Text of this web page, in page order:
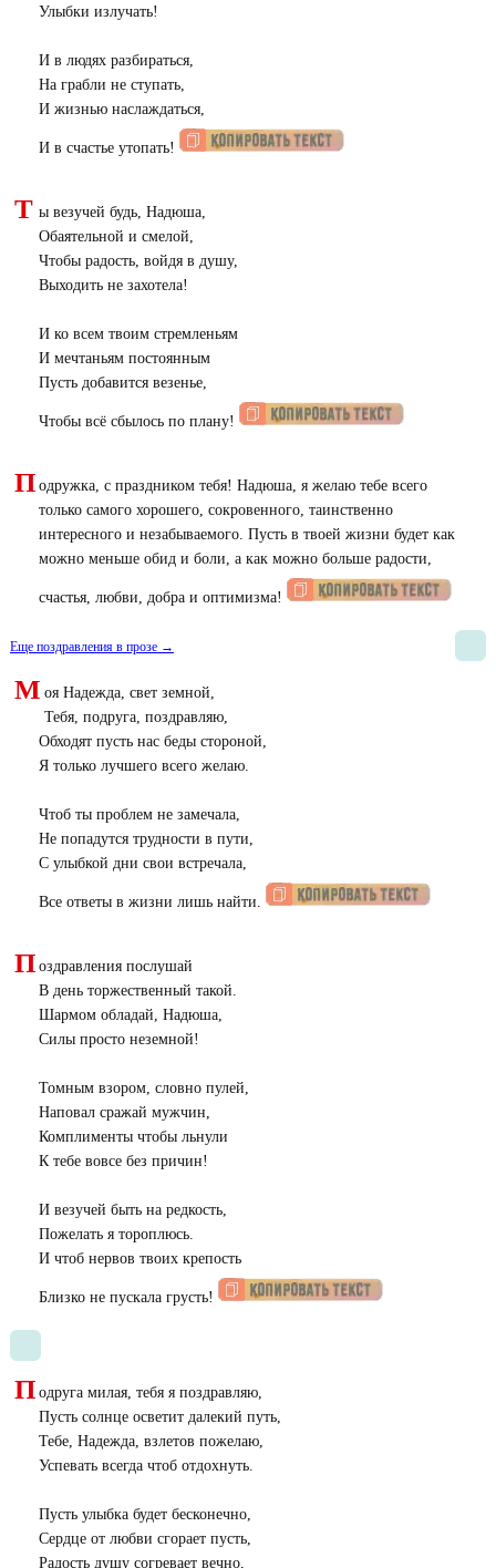
Улыбки излучать!
И в людях разбираться,
На грабли не ступать,
И жизнью наслаждаться,
И в счастье утопать!
Т ы везучей будь, Надюша,
Обаятельной и смелой,
Чтобы радость, войдя в душу,
Выходить не захотела!
И ко всем твоим стремленьям
И мечтаньям постоянным
Пусть добавится везенье,
Чтобы всё сбылось по плану!
П одружка, с праздником тебя! Надюша, я желаю тебе всего
только самого хорошего, сокровенного, таинственно
интересного и незабываемого. Пусть в твоей жизни будет как
можно меньше обид и боли, а как можно больше радости,
счастья, любви, добра и оптимизма!
Еще поздравления в прозе →
М оя Надежда, свет земной,
Тебя, подруга, поздравляю,
Обходят пусть нас беды стороной,
Я только лучшего всего желаю.
Чтоб ты проблем не замечала,
Не попадутся трудности в пути,
С улыбкой дни свои встречала,
Все ответы в жизни лишь найти.
П оздравления послушай
В день торжественный такой.
Шармом обладай, Надюша,
Силы просто неземной!
Томным взором, словно пулей,
Наповал сражай мужчин,
Комплименты чтобы льнули
К тебе вовсе без причин!
И везучей быть на редкость,
Пожелать я тороплюсь.
И чтоб нервов твоих крепость
Близко не пускала грусть!
П одруга милая, тебя я поздравляю,
Пусть солнце осветит далекий путь,
Тебе, Надежда, взлетов пожелаю,
Успевать всегда чтоб отдохнуть.
Пусть улыбка будет бесконечно,
Сердце от любви сгорает пусть,
Радость душу согревает вечно,